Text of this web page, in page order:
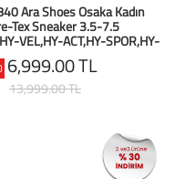
Ara Shoes Osaka Kadın
Tex Sneaker 3.5-7.5
VEL,HY-ACT,HY-SPOR,HY-
S , BLACK
6,999.00 TL
13,999.00 TL